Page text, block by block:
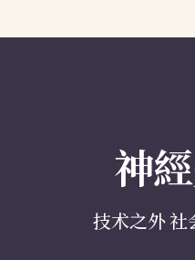
神
技术之外 社